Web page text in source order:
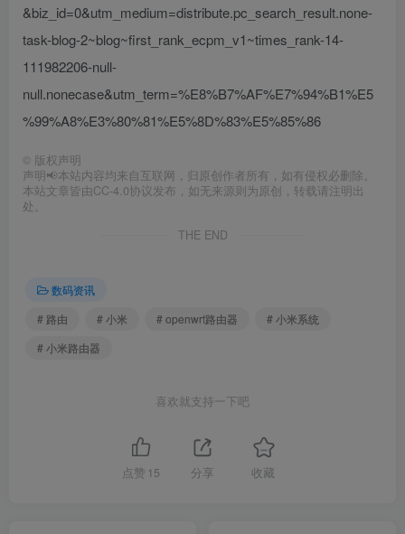
&biz_id=0&utm_medium=distribute.pc_search_result.none-
task-blog-2~blog~first_rank_ecpm_v1~times_rank-14-
111982206-null-
null.nonecase&utm_term=%E8%B7%AF%E7%94%B1%E5
%99%A8%E3%80%81%E5%8D%83%E5%85%86
© 版权声明
声明📢本站内容均来自互联网，归原创作者所有，如有侵权必删除。
本站文章皆由CC-4.0协议发布，如无来源则为原创，转载请注明出
处。
THE END
数码资讯
# 路由
# 小米 # openwrt路由器
# 小米系统
# 小米路由器
喜欢就支持一下吧
点赞 15 分享 收藏